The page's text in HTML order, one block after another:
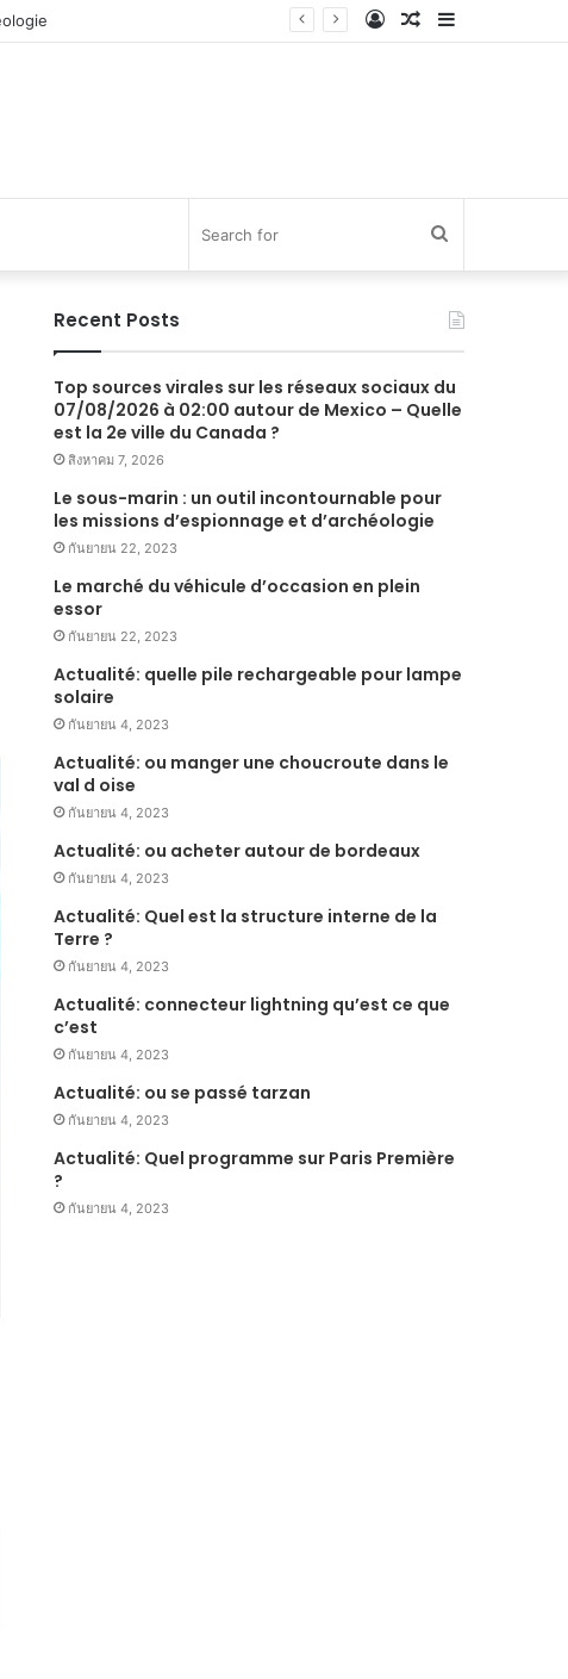
Sidebar
Random
Log
Recent Posts
Top sources virales sur les réseaux sociaux du
07/08/2026 à 02:00 autour de Mexico – Quelle
est la 2e ville du Canada ?
สิงหาคม 7, 2026
Le sous-marin : un outil incontournable pour
les missions d’espionnage et d’archéologie
กันยายน 22, 2023
Le marché du véhicule d’occasion en plein
essor
กันยายน 22, 2023
Actualité: quelle pile rechargeable pour lampe
solaire
กันยายน 4, 2023
Actualité: ou manger une choucroute dans le
val d oise
กันยายน 4, 2023
Actualité: ou acheter autour de bordeaux
กันยายน 4, 2023
Actualité: Quel est la structure interne de la
Terre ?
กันยายน 4, 2023
Actualité: connecteur lightning qu’est ce que
c’est
กันยายน 4, 2023
Actualité: ou se passé tarzan
กันยายน 4, 2023
Actualité: Quel programme sur Paris Première
?
กันยายน 4, 2023